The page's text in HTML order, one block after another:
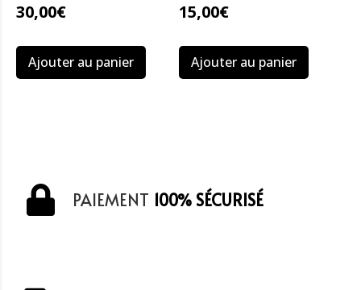
30,00€
Ajouter au panier
15,00€
Ajouter au panier
PAIEMENT 100% SÉCURISÉ